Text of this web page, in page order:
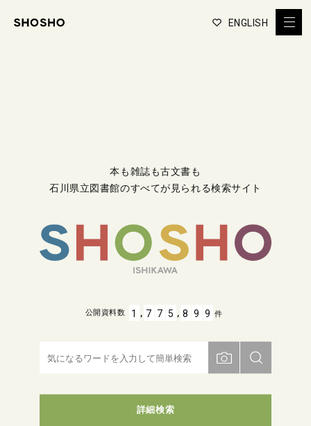
ENGLISH
本も雑誌も古文書も
石川県立図書館のすべてが見られる検索サイト
詳細検索
公開資料数 1 , 7 7 5 , 8 9 9 件